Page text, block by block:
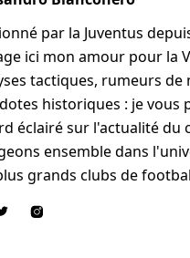
par la Juventus
ici mon amour pour la
tactiques, rumeurs de
historiques : je vous
éclairé sur l'actualité du
ensemble dans
grands clubs de